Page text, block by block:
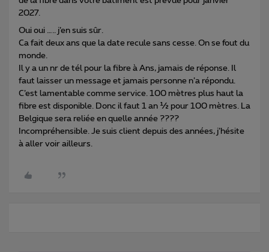
2027.
Oui oui ….. j’en suis sûr.
Ca fait deux ans que la date recule sans cesse. On se fout du
monde.
Il y a un nr de tél pour la fibre à Ans, jamais de réponse. Il
faut laisser un message et jamais personne n’a répondu.
C’est lamentable comme service. 100 mètres plus haut la
fibre est disponible. Donc il faut 1 an ½ pour 100 mètres. La
Belgique sera reliée en quelle année ????
Incompréhensible. Je suis client depuis des années, j’hésite
à aller voir ailleurs.